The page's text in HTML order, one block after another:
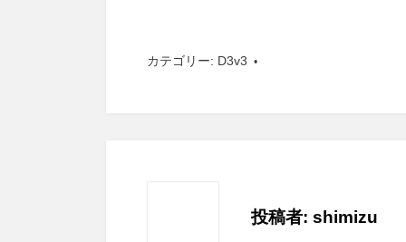
カテゴリー: D3v3
投稿者: shimizu